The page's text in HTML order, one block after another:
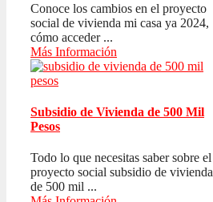
Conoce los cambios en el proyecto
social de vivienda mi casa ya 2024,
cómo acceder ...
Más Información
Subsidio de Vivienda de 500 Mil
Pesos
Todo lo que necesitas saber sobre el
proyecto social subsidio de vivienda
de 500 mil ...